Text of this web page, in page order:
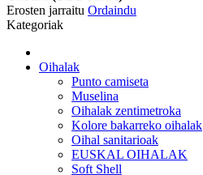
Erosten jarraitu Ordaindu
Kategoriak
Oihalak
Punto camiseta
Muselina
Oihalak zentimetroka
Kolore bakarreko oihalak
Oihal sanitarioak
EUSKAL OIHALAK
Soft Shell